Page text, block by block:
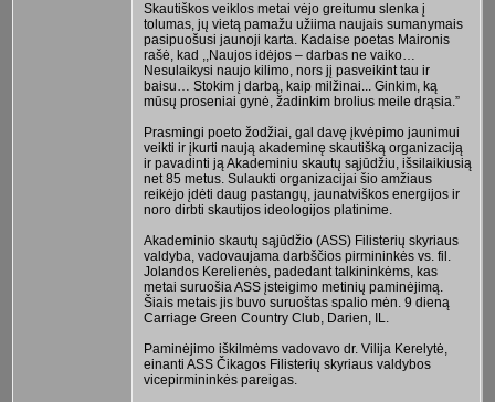
Skautiškos veiklos metai vėjo greitumu slenka į
tolumas, jų vietą pamažu užiima naujais sumanymais
pasipuošusi jaunoji karta. Kadaise poetas Maironis
rašė, kad ,,Naujos idėjos – darbas ne vaiko…
Nesulaikysi naujo kilimo, nors jį pasveikint tau ir
baisu… Stokim į darbą, kaip milžinai... Ginkim, ką
mūsų proseniai gynė, žadinkim brolius meile drąsia.”
Prasmingi poeto žodžiai, gal davę įkvėpimo jaunimui
veikti ir įkurti naują akademinę skautišką organizaciją
ir pavadinti ją Akademiniu skautų sąjūdžiu, išsilaikiusią
net 85 metus. Sulaukti organizacijai šio amžiaus
reikėjo įdėti daug pastangų, jaunatviškos energijos ir
noro dirbti skautijos ideologijos platinime.
Akademinio skautų sąjūdžio (ASS) Filisterių skyriaus
valdyba, vadovaujama darbščios pirmininkės vs. fil.
Jolandos Kerelienės, padedant talkininkėms, kas
metai suruošia ASS įsteigimo metinių paminėjimą.
Šiais metais jis buvo suruoštas spalio mėn. 9 dieną
Carriage Green Country Club, Darien, IL.
Paminėjimo iškilmėms vadovavo dr. Vilija Kerelytė,
einanti ASS Čikagos Filisterių skyriaus valdybos
vicepirmininkės pareigas.